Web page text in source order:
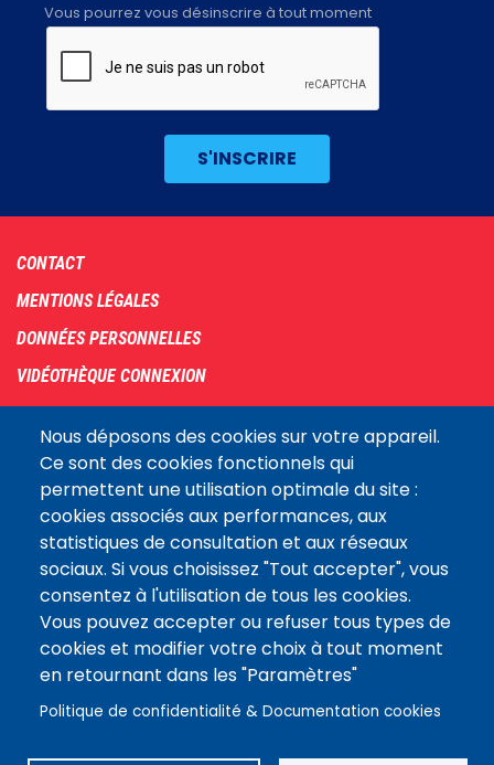
Nous déposons des cookies sur votre appareil.
Ce sont des cookies fonctionnels qui
permettent une utilisation optimale du site :
cookies associés aux performances, aux
statistiques de consultation et aux réseaux
sociaux. Si vous choisissez "Tout accepter", vous
consentez à l'utilisation de tous les cookies.
Vous pouvez accepter ou refuser tous types de
cookies et modifier votre choix à tout moment
en retournant dans les "Paramètres"
Politique de confidentialité & Documentation cookies
Vous pourrez vous désinscrire à tout moment
Footer
menu
CONTACT
MENTIONS LÉGALES
DONNÉES PERSONNELLES
VIDÉOTHÈQUE CONNEXION
COOKIES
Assemblée
nationaleLE SITE DE L’ASSEMBLÉE NATIONALE
Suivez-nous